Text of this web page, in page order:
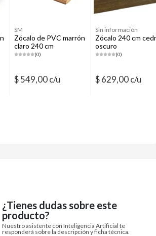
SM
Zócalo de PVC marrón
claro 240 cm
(0)
$ 549,00 c/u
Sin información
Zócalo 240 cm
oscuro
(0)
$ 629,00 c/u
¿Tienes dudas sobre este
producto?
Nuestro asistente con Inteligencia Artificial te
responderá sobre la descripción y ficha técnica.